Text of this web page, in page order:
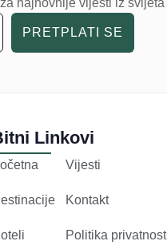
najnovnije vijesti iz
PRETPLATI SE
Linkovi
Vijesti
Kontakt
Politika